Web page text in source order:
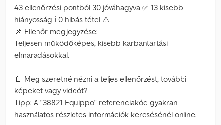
43 ellenőrzési pontból 30 jóváhagyva ✅ 13 kisebb
hiányosság ℹ️ 0 hibás tétel ⚠️
📌 Ellenőr megjegyzése:
Teljesen működőképes, kisebb karbantartási
elmaradásokkal.
📄 Meg szeretné nézni a teljes ellenőrzést, további
képeket vagy videót?
Tipp: A "38821 Equippo" referenciakód gyakran
használatos részletes információk keresésénél online.